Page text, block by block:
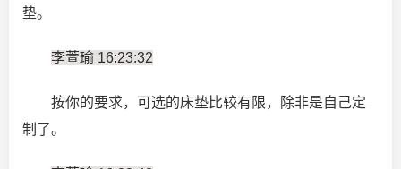
垫。
李萱瑜 16:23:32
按你的要求，可选的床垫比较有限，除非是自己定
制了。